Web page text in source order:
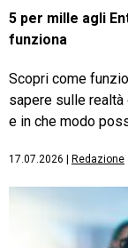
5 per mille agli
funziona
Scopri come
sapere sulle
e in che modo
17.07.2026 Redazione